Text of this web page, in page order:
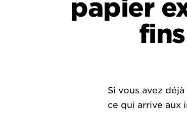
papier
Si vous avez
ce qui arrive aux